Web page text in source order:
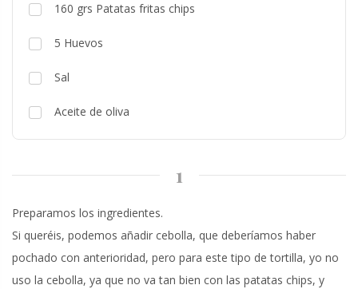
160 grs Patatas fritas chips
5 Huevos
Sal
Aceite de oliva
1
Preparamos los ingredientes.
Si queréis, podemos añadir cebolla, que deberíamos haber
pochado con anterioridad, pero para este tipo de tortilla, yo no
uso la cebolla, ya que no va tan bien con las patatas chips, y